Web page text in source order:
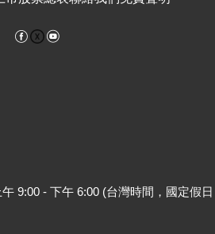
Facebook
9:00 - 下午 6:00 (台灣時間，國定假日